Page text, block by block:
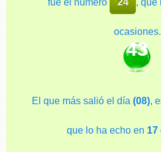
ocasiones.
43
El que más salió el día(08),
que lo ha echo en 17